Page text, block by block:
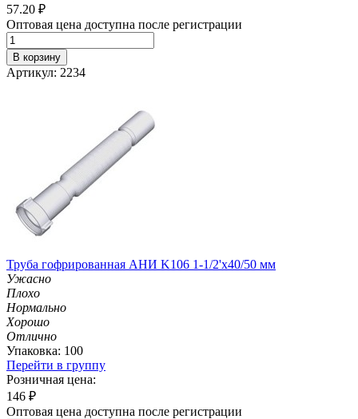
57.20 ₽
Оптовая цена доступна после регистрации
В корзину
Артикул: 2234
Труба гофрированная АНИ K106 1-1/2'х40/50 мм
Ужасно
Плохо
Нормально
Хорошо
Отлично
Упаковка: 100
Перейти в группу
Розничная цена:
146 ₽
Оптовая цена доступна после регистрации